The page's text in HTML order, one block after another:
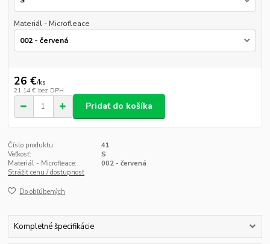
Materiál - Microfleace
26 €/ks
21,14 € bez DPH
Pridať do košíka
Číslo produktu:
41
Veľkosť:
S
Materiál - Microfleace:
002 - červená
Strážiť cenu / dostupnosť
Do obľúbených
Kompletné špecifikácie